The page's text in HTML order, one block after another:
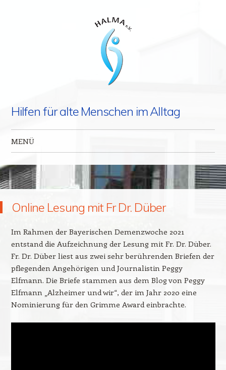
Hilfen für alte Menschen im Alltag
MENÜ
Online Lesung mit Fr Dr. Düber
Im Rahmen der Bayerischen Demenzwoche 2021
entstand die Aufzeichnung der Lesung mit Fr. Dr. Düber.
Fr. Dr. Düber liest aus zwei sehr berührenden Briefen der
pflegenden Angehörigen und Journalistin Peggy
Elfmann. Die Briefe stammen aus dem Blog von Peggy
Elfmann „Alzheimer und wir“, der im Jahr 2020 eine
Nominierung für den Grimme Award einbrachte.